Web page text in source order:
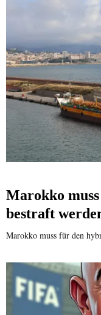
Marokko
bestraft
Marokko muss für den